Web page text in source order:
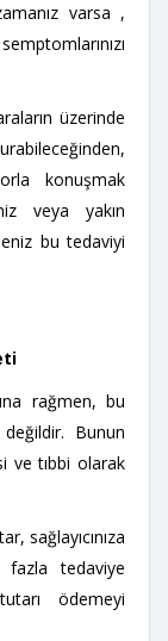
varsa ,
üzerinde
konuşmak
veya yakın
bu tedaviyi
rağmen, bu
Bunun
ve tıbbi olarak
sağlayıcınıza
fazla tedaviye
ödemeyi